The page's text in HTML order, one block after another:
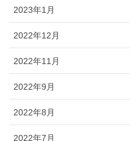
2023年1月
2022年12月
2022年11月
2022年9月
2022年8月
2022年7月